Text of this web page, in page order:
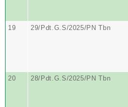
19 29/Pdt.G.S/2025/PN Tbn
20 28/Pdt.G.S/2025/PN Tbn